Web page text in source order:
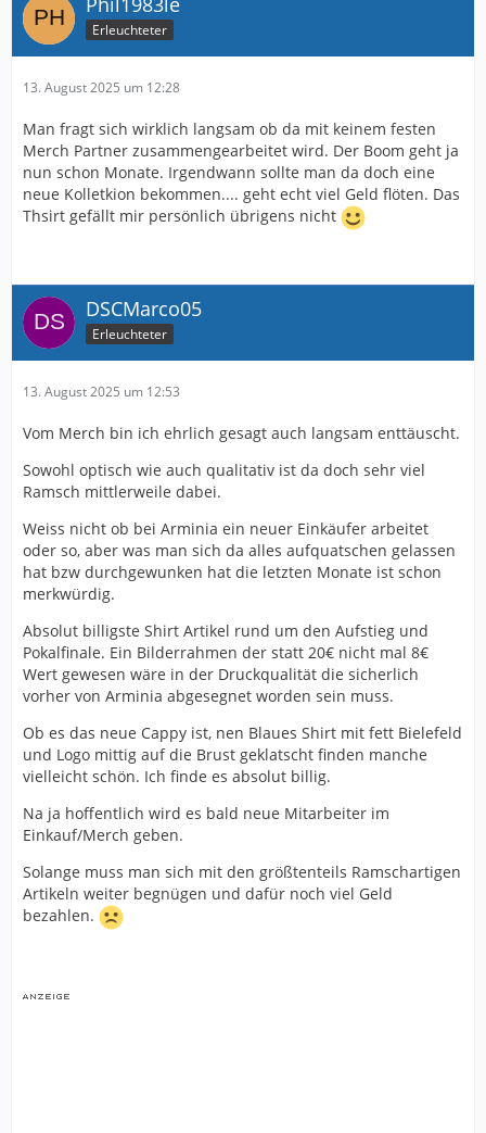
Erleuchteter
13. August 2025 um 12:28
Man fragt sich wirklich langsam ob da mit keinem festen
Merch Partner zusammengearbeitet wird. Der Boom geht ja
nun schon Monate. Irgendwann sollte man da doch eine
neue Kolletkion bekommen.... geht echt viel Geld flöten. Das
Thsirt gefällt mir persönlich übrigens nicht
DSCMarco05
Erleuchteter
13. August 2025 um 12:53
Vom Merch bin ich ehrlich gesagt auch langsam enttäuscht.
Sowohl optisch wie auch qualitativ ist da doch sehr viel
Ramsch mittlerweile dabei.
Weiss nicht ob bei Arminia ein neuer Einkäufer arbeitet
oder so, aber was man sich da alles aufquatschen gelassen
hat bzw durchgewunken hat die letzten Monate ist schon
merkwürdig.
Absolut billigste Shirt Artikel rund um den Aufstieg und
Pokalfinale. Ein Bilderrahmen der statt 20€ nicht mal 8€
Wert gewesen wäre in der Druckqualität die sicherlich
vorher von Arminia abgesegnet worden sein muss.
Ob es das neue Cappy ist, nen Blaues Shirt mit fett Bielefeld
und Logo mittig auf die Brust geklatscht finden manche
vielleicht schön. Ich finde es absolut billig.
Na ja hoffentlich wird es bald neue Mitarbeiter im
Einkauf/Merch geben.
Solange muss man sich mit den größtenteils Ramschartigen
Artikeln weiter begnügen und dafür noch viel Geld
bezahlen.